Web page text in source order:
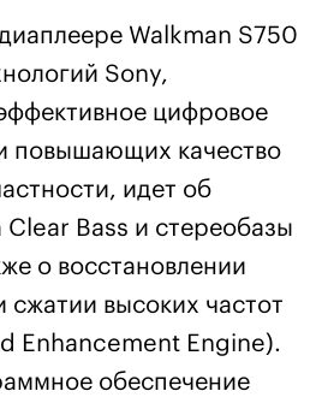
Walkman S750
Sony,
цифровое
повышающих качество
идет об
Bass и стереобазы
о восстановлении
высоких частот
Enhancement Engine).
обеспечение